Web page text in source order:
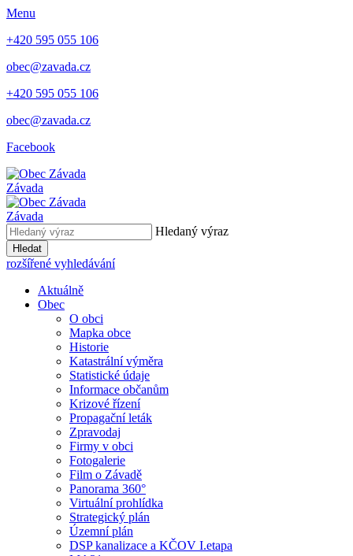
Menu
+420 595 055 106
obec@zavada.cz
+420 595 055 106
obec@zavada.cz
Facebook
Závada
Závada
Hledaný výraz
Hledat
rozšířené vyhledávání
Aktuálně
Obec
O obci
Mapka obce
Historie
Katastrální výměra
Statistické údaje
Informace občanům
Krizové řízení
Propagační leták
Zpravodaj
Firmy v obci
Fotogalerie
Film o Závadě
Panorama 360°
Virtuální prohlídka
Strategický plán
Územní plán
DSP kanalizace a KČOV I.etapa